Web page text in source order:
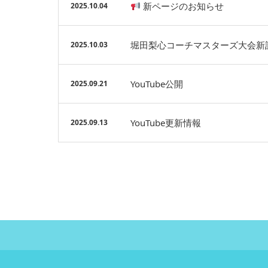
2025.10.04 新ページのお知らせ
2025.10.03 堀田梨心コーチマスターズ大会新
2025.09.21 YouTube公開
2025.09.13 YouTube更新情報